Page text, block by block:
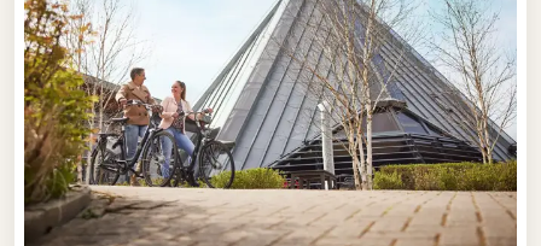
ponts. Découvrez le village en bateau électrique ou en canoë,
ou partez à pied ou à vélo dans le parc national Weerribben-
Wieden. Ne manquez pas le musée Giethoorn 't Olde Maat Uus
pour en apprendre davantage sur l'histoire du village et de la
région.
Après votre visite de Giethoorn, rejoignez facilement
Drachten. Assistez à un spectacle au théâtre De Lawei,
promenez-vous dans le centre-ville avec ses places animées